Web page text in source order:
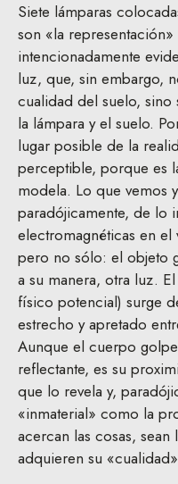
Siete lámparas
son «la
intencionadamente
luz, que, sin embargo,
cualidad del suelo,
la lámpara y el suelo.
lugar posible de la
perceptible, porque es
modela. Lo que vemos
paradójicamente, de lo
electromagnéticas en
pero no sólo: el objeto
a su manera, otra luz.
físico potencial) surge
estrecho y apretado
Aunque el cuerpo
reflectante, es su
que lo revela y,
«inmaterial» como la
acercan las cosas,
adquieren su